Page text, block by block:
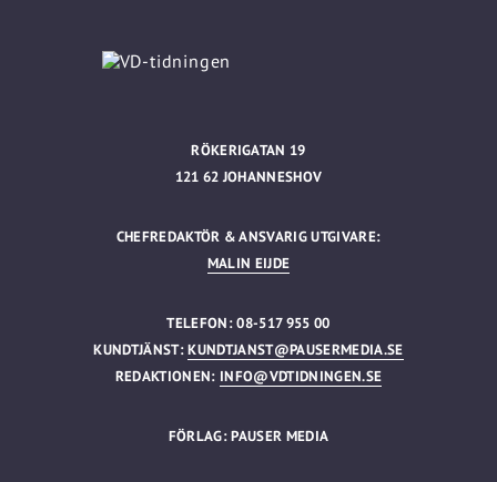
RÖKERIGATAN 19
121 62 JOHANNESHOV
CHEFREDAKTÖR & ANSVARIG UTGIVARE:
MALIN EIJDE
TELEFON: 08-517 955 00
KUNDTJÄNST:KUNDTJANST@PAUSERMEDIA.SE
REDAKTIONEN: INFO@VDTIDNINGEN.SE
FÖRLAG: PAUSER MEDIA